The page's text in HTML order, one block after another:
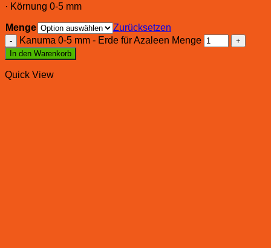
· Körnung 0-5 mm
Menge
Zurücksetzen
Kanuma 0-5 mm - Erde für Azaleen Menge
In den Warenkorb
Quick View